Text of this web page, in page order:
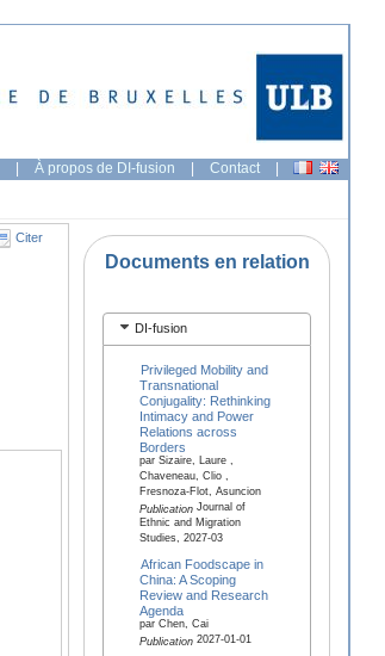
| À propos de DI-fusion | Contact |
Citer
Documents en relation
DI-fusion
Privileged Mobility and
Transnational
Conjugality: Rethinking
Intimacy and Power
Relations across
Borders
par Sizaire, Laure ,
Chaveneau, Clio ,
Fresnoza-Flot, Asuncion
PublicationJournal of
Ethnic and Migration
Studies, 2027-03
African Foodscape in
China: A Scoping
Review and Research
Agenda
par Chen, Cai
Publication2027-01-01